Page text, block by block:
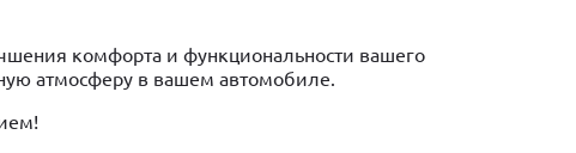
комфорта и функциональности вашего
атмосферу в вашем автомобиле.